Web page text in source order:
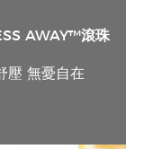
AWAY™滾珠
壓 無憂自在